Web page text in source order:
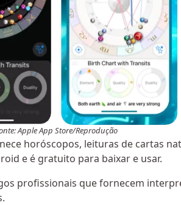
Apple App Store/Reprodução
horóscopos, leituras de cartas
e é gratuito para baixar e usar.
profissionais que fornecem